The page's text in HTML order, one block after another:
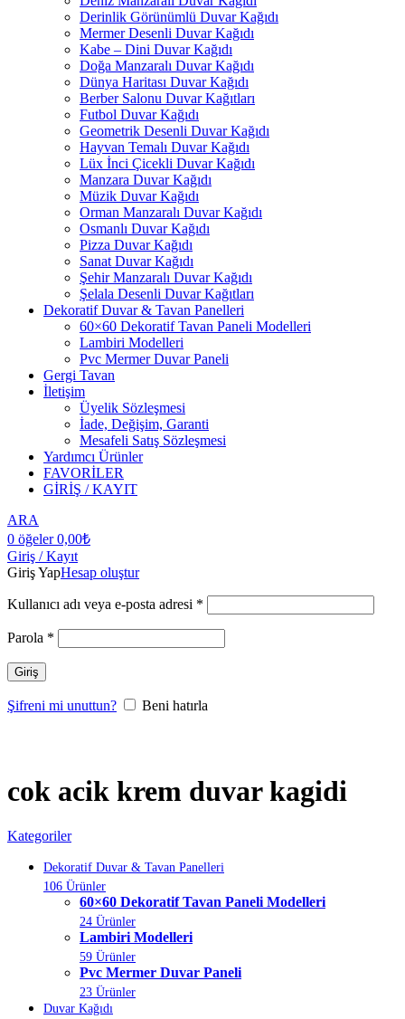
Derinlik Görünümlü Duvar Kağıdı
Mermer Desenli Duvar Kağıdı
Kabe – Dini Duvar Kağıdı
Doğa Manzaralı Duvar Kağıdı
Dünya Haritası Duvar Kağıdı
Berber Salonu Duvar Kağıtları
Futbol Duvar Kağıdı
Geometrik Desenli Duvar Kağıdı
Hayvan Temalı Duvar Kağıdı
Lüx İnci Çicekli Duvar Kağıdı
Manzara Duvar Kağıdı
Müzik Duvar Kağıdı
Orman Manzaralı Duvar Kağıdı
Osmanlı Duvar Kağıdı
Pizza Duvar Kağıdı
Sanat Duvar Kağıdı
Şehir Manzaralı Duvar Kağıdı
Şelala Desenli Duvar Kağıtları
Dekoratif Duvar & Tavan Panelleri
60×60 Dekoratif Tavan Paneli Modelleri
Lambiri Modelleri
Pvc Mermer Duvar Paneli
Gergi Tavan
İletişim
Üyelik Sözleşmesi
İade, Değişim, Garanti
Mesafeli Satış Sözleşmesi
Yardımcı Ürünler
FAVORİLER
GİRİŞ / KAYIT
ARA
0 öğeler 0,00₺
Giriş / Kayıt
Giriş YapHesap oluştur
Kullanıcı adı veya e-posta adresi *
Parola *
Giriş
Şifreni mi unuttun? Beni hatırla
cok acik krem duvar kagidi
Kategoriler
Dekoratif Duvar & Tavan Panelleri
106 Ürünler
60×60 Dekoratif Tavan Paneli Modelleri
24 Ürünler
Lambiri Modelleri
59 Ürünler
Pvc Mermer Duvar Paneli
23 Ürünler
Duvar Kağıdı